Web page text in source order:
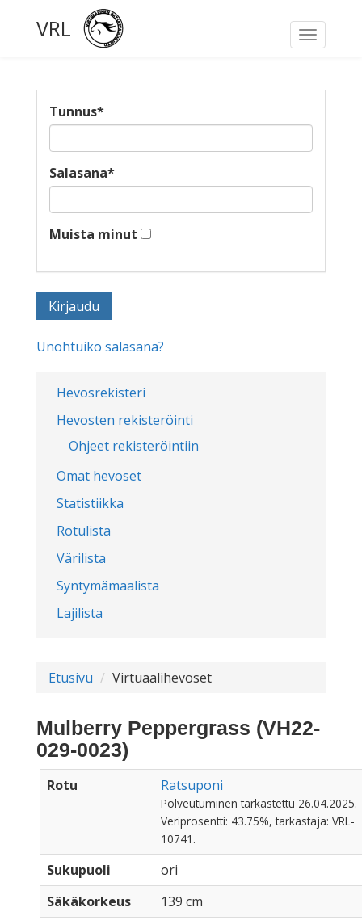
Toggle
VRL
Hevosrekisteri
Hevosten rekisteröinti
Ohjeet rekisteröintiin
Omat hevoset
Statistiikka
Rotulista
Värilista
Syntymämaalista
Lajilista
Tunnus*
Salasana*
Muista minut
Unohtuiko salasana?
Etusivu Virtuaalihevoset
Mulberry Peppergrass (VH22-
029-0023)
Rotu Ratsuponi
Polveutuminen tarkastettu 26.04.2025.
Veriprosentti: 43.75%, tarkastaja: VRL-
10741.
Sukupuoli
ori
Säkäkorkeus
139 cm